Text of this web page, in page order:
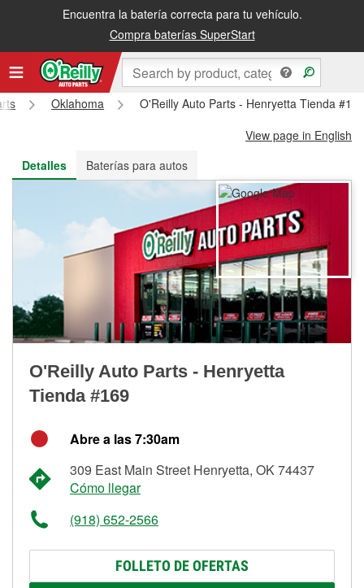
Encuentra la batería correcta para tu vehículo.
Compra baterías SuperStart
Recibe tu orden gratis al día siguiente o recógela en la tienda
Oklahoma
O'Reilly Auto Parts - Henryetta Tienda
View page in English
Detalles
Baterías para autos
O'Reilly Auto Parts - Henryetta
Tienda #169
Abre a las 7:30am
309 East Main Street Henryetta, OK 74437
Cómo llegar
(918) 652-2566
FOLLETO DE OFERTAS